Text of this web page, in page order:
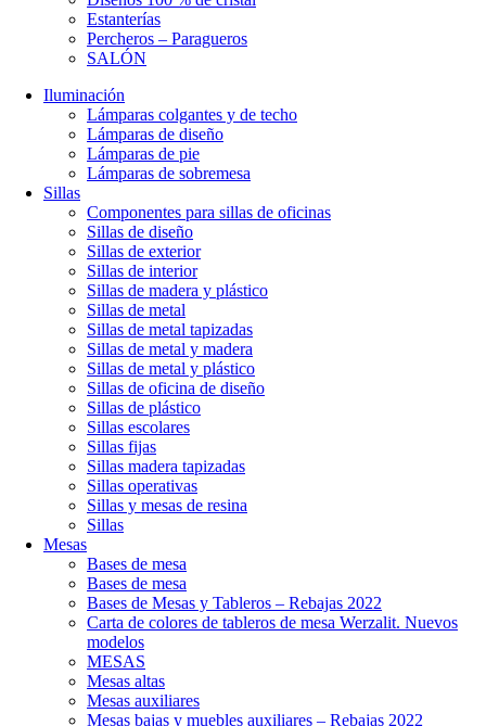
Estanterías
Percheros – Paragueros
SALÓN
Iluminación
Lámparas colgantes y de techo
Lámparas de diseño
Lámparas de pie
Lámparas de sobremesa
Sillas
Componentes para sillas de oficinas
Sillas de diseño
Sillas de exterior
Sillas de interior
Sillas de madera y plástico
Sillas de metal
Sillas de metal tapizadas
Sillas de metal y madera
Sillas de metal y plástico
Sillas de oficina de diseño
Sillas de plástico
Sillas escolares
Sillas fijas
Sillas madera tapizadas
Sillas operativas
Sillas y mesas de resina
Sillas
Mesas
Bases de mesa
Bases de mesa
Bases de Mesas y Tableros – Rebajas 2022
Carta de colores de tableros de mesa Werzalit. Nuevos
modelos
MESAS
Mesas altas
Mesas auxiliares
Mesas bajas y muebles auxiliares – Rebajas 2022